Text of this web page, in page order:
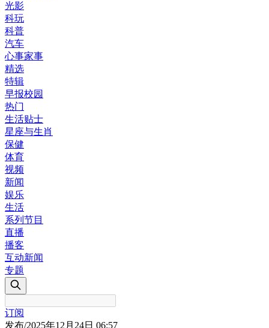
光影
科玩
科普
汽车
心事家事
精选
特辑
早报校园
热门
生活贴士
星座与生肖
保健
体育
视频
新闻
娱乐
生活
系列节目
直播
播客
互动新闻
专题
订阅
发布/2025年12月24日 06:57